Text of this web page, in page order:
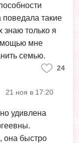
поведала такие
знаю только я
мне
семью.
24
21 ноя в 17:20
удивлена
она быстро